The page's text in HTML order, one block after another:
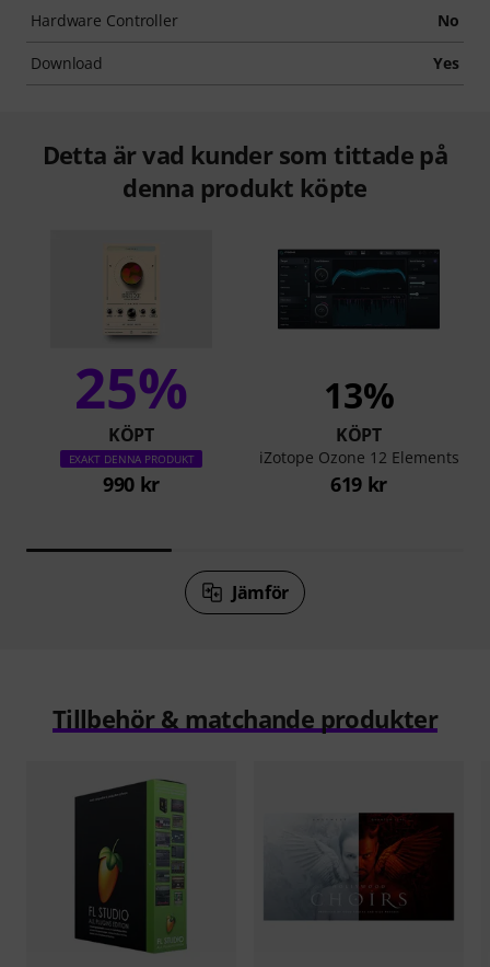
Hardware Controller No
Download Yes
Detta är vad kunder som tittade på
denna produkt köpte
25%
KÖPT
EXAKT DENNA PRODUKT
990 kr
13%
KÖPT
iZotope Ozone 12 Elements
619 kr
Jämför
Tillbehör & matchande produkter